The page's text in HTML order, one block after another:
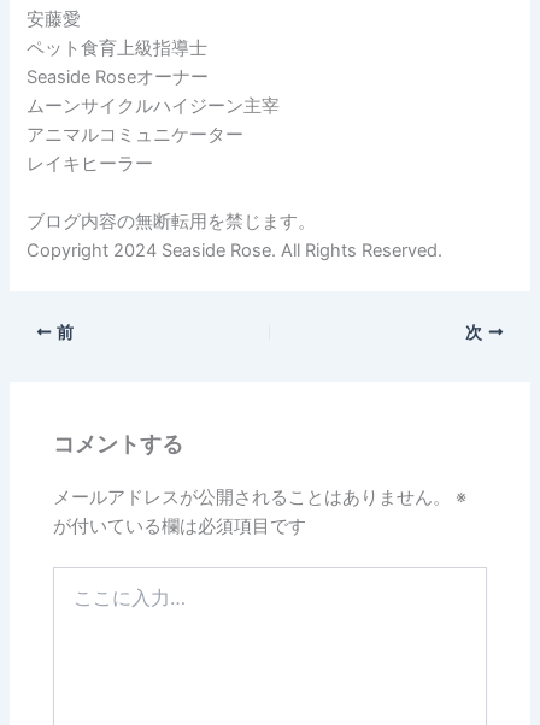
安藤愛
ペット食育上級指導士
Seaside Roseオーナー
ムーンサイクルハイジーン主宰
アニマルコミュニケーター
レイキヒーラー
ブログ内容の無断転用を禁じます。
Copyright 2024 Seaside Rose. All Rights Reserved.
前 次
コメントする
メールアドレスが公開されることはありません。
※
が付いている欄は必須項目です